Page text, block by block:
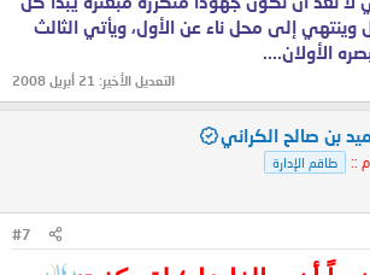
وينتهي إلى محل ناء عن الأول، ويأتي الثالث
الأولان....
التعديل الأخير: 21 أبريل 2008
بن صالح الكراني
:: طاقم الإدارة
#7